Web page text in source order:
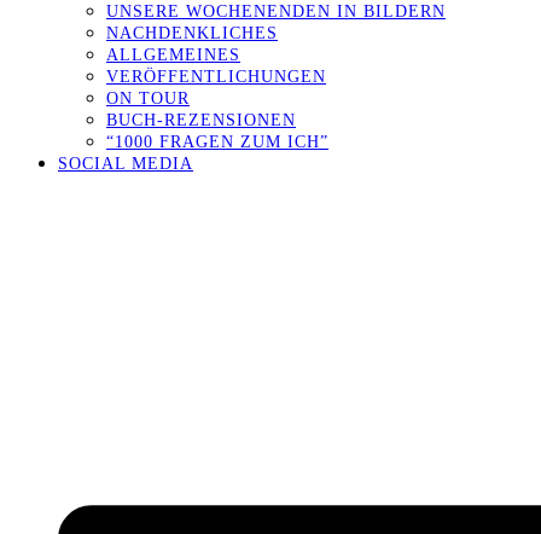
UNSERE WOCHENENDEN IN BILDERN
NACHDENKLICHES
ALLGEMEINES
VERÖFFENTLICHUNGEN
ON TOUR
BUCH-REZENSIONEN
“1000 FRAGEN ZUM ICH”
SOCIAL MEDIA